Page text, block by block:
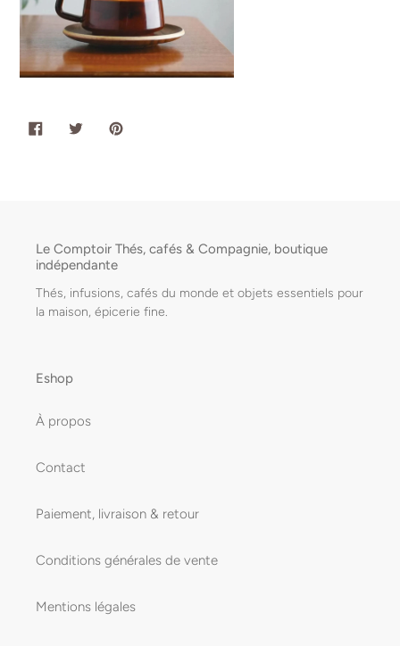
PARTAGERTWEETER
Le Comptoir Thés, cafés & Compagnie, boutique
indépendante
Thés, infusions, cafés du monde et objets essentiels pour
la maison, épicerie fine.
Eshop
À propos
Contact
Paiement, livraison & retour
Conditions générales de vente
Mentions légales